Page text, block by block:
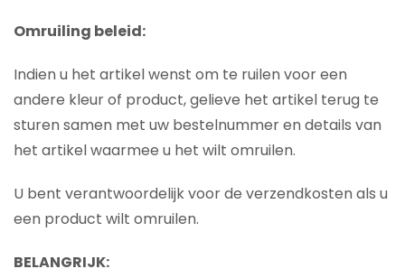
Omruiling beleid:
Indien u het artikel wenst om te ruilen voor een
andere kleur of product, gelieve het artikel terug te
sturen samen met uw bestelnummer en details van
het artikel waarmee u het wilt omruilen.
U bent verantwoordelijk voor de verzendkosten als u
een product wilt omruilen.
BELANGRIJK: